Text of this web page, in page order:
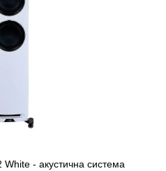
- акустична система